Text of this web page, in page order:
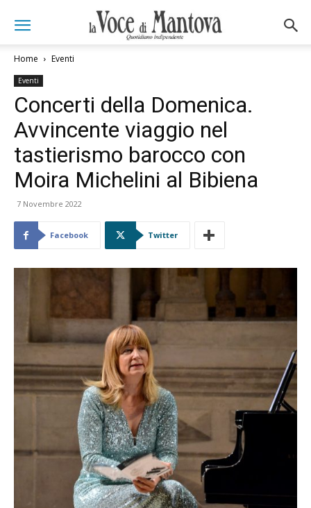
Home Eventi
Eventi
Concerti della Domenica.
Avvincente viaggio nel
tastierismo barocco con
Moira Michelini al Bibiena
7 Novembre 2022
Facebook Twitter